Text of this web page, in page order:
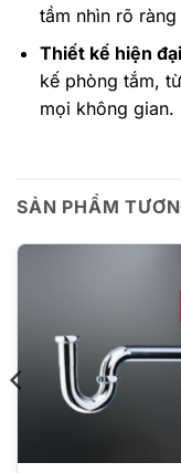
tầm nhìn rõ
Thiết kế hiện
kế phòng tắm,
mọi không gian.
SẢN PHẨM